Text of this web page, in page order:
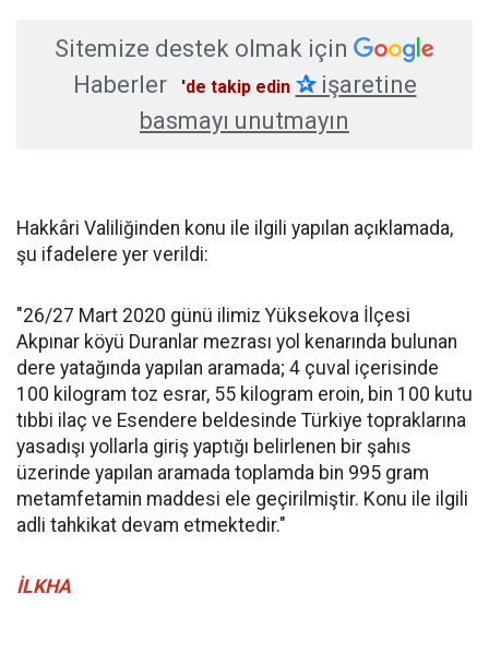
Sitemize destek olmak için
Haberler
'de takip edin ✰işaretine
basmayı unutmayın
Hakkâri Valiliğinden konu ile ilgili yapılan açıklamada,
şu ifadelere yer verildi:
"26/27 Mart 2020 günü ilimiz Yüksekova İlçesi
Akpınar köyü Duranlar mezrası yol kenarında bulunan
dere yatağında yapılan aramada; 4 çuval içerisinde
100 kilogram toz esrar, 55 kilogram eroin, bin 100 kutu
tıbbi ilaç ve Esendere beldesinde Türkiye topraklarına
yasadışı yollarla giriş yaptığı belirlenen bir şahıs
üzerinde yapılan aramada toplamda bin 995 gram
metamfetamin maddesi ele geçirilmiştir. Konu ile ilgili
adli tahkikat devam etmektedir."
İLKHA